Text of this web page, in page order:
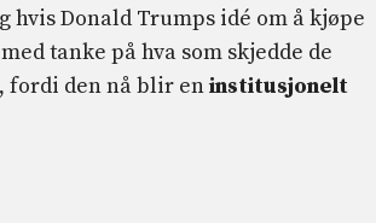
hvis Donald Trumps idé om å kjøpe
tanke på hva som skjedde de
fordi den nå blir eninstitusjonelt